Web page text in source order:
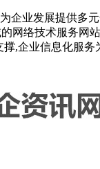
企业发展提供多
网络技术服务网
,企业信息化服务